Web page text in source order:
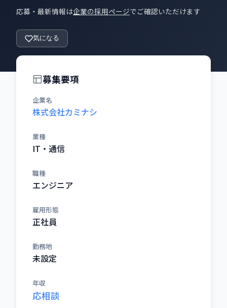
応募・最新情報は企業の採用ページでご確認いただけます
気になる
募集要項
企業名
株式会社カミナシ
業種
IT・通信
職種
エンジニア
雇用形態
正社員
勤務地
未設定
年収
応相談